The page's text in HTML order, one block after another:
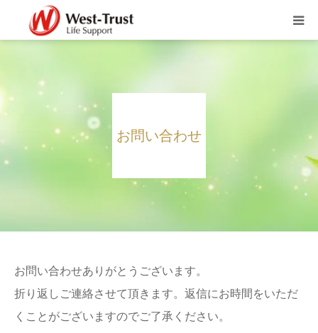
お問い合わせ
お問い合わせありがとうございます。
折り返しご連絡させて頂きます。返信にお時間をいただ
くことがございますのでご了承ください。
ブログ
お問い合わせ